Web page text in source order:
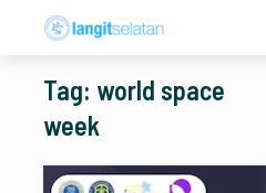
Tag: world space
week